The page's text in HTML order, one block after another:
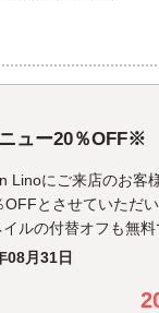
ュー20％OFF※
Linoにご来店のお客
とさせていただ
イルの付替オフも無
08月31日